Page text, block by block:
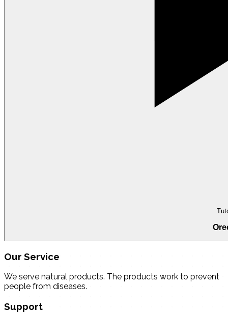
Our Service
We serve natural products. The products work to prevent
people from diseases.
Support